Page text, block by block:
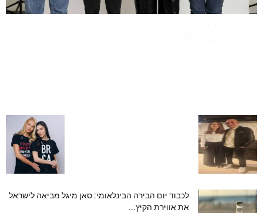
לכבוד יום הבירה הבינלאומי: סאן מיגל מביאה לישראל
את אווירת הקיץ...